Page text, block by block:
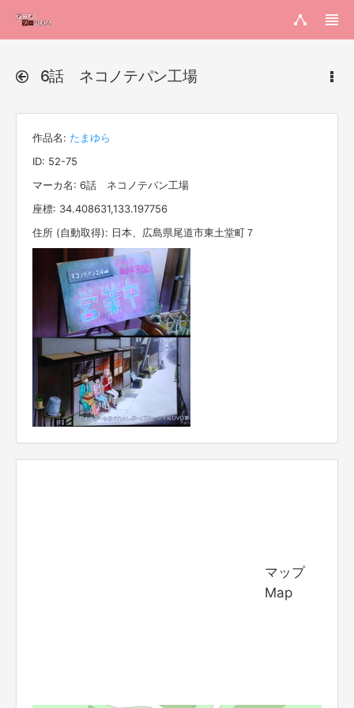
6話 ネコノテパン工場
作品名: たまゆら
ID: 52-75
マーカ名: 6話 ネコノテパン工場
座標: 34.408631,133.197756
住所 (自動取得): 日本、広島県尾道市東土堂町７
マップ
Map